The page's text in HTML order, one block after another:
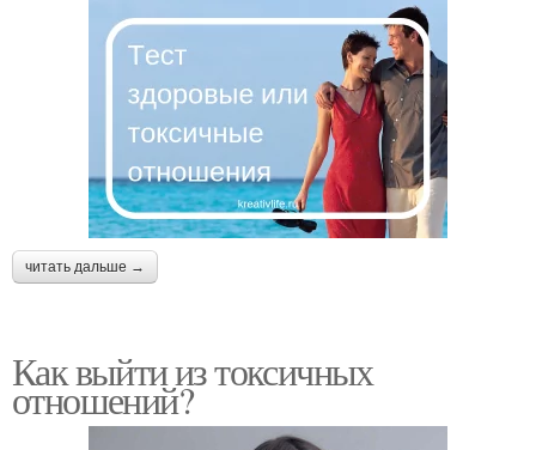
читать дальше →
Как выйти из токсичных
отношений?